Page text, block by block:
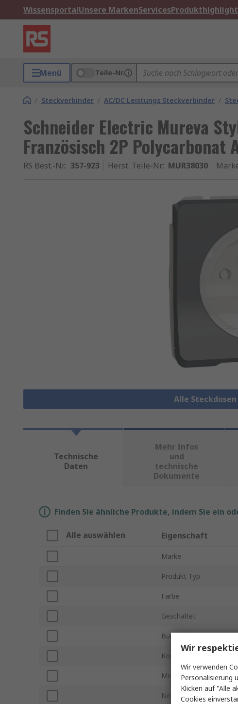
WissensportalUnsere MarkenServices
Menü Teile-Nr.
/ Steckverbinder / AC/DC Leistungs Steckverbinder /
Schneider Electric Mureva
Französisch 2P Polycarbonat
RS Best.-Nr.: 357-923 Herst. Teile-Nr.: MUR38030
Alle
Technische
Daten
Mehr Infos
und
technische
Dokumente
Finden Sie ähnliche Produkte, indem Sie ein
Alle auswählen Eigenschaft
Marke
Produkt Typ
Farbe
Geschaltet
Buchsentyp
Kontakt-Konfiguration
Montageart
Nennstrom
Wir
Wir verwenden
Personalisierung
Klicken auf "Alle
Cookies